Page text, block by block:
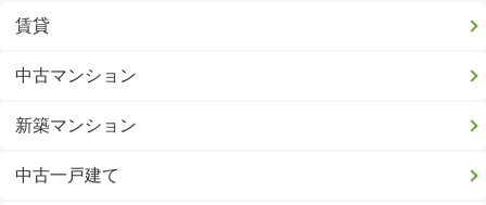
賃貸
中古マンション
新築マンション
中古一戸建て